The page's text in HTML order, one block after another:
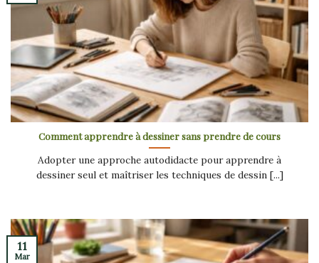
Comment apprendre à dessiner sans prendre de cours
Adopter une approche autodidacte pour apprendre à
dessiner seul et maîtriser les techniques de dessin [...]
11
Mar